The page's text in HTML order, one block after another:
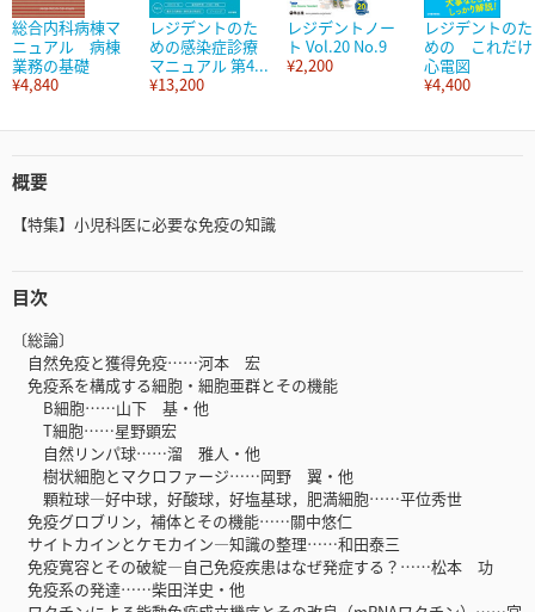
総合内科病棟マ
ニュアル 病棟
業務の基礎
¥4,840
レジデントのた
めの感染症診療
マニュアル 第4...
¥13,200
レジデントノー
ト Vol.20 No.9
¥2,200
レジデントのた
めの これだけ
心電図
¥4,400
概要
【特集】小児科医に必要な免疫の知識
目次
〔総論〕
自然免疫と獲得免疫……河本 宏
免疫系を構成する細胞・細胞亜群とその機能
B細胞……山下 基・他
T細胞……星野顕宏
自然リンパ球……溜 雅人・他
樹状細胞とマクロファージ……岡野 翼・他
顆粒球―好中球，好酸球，好塩基球，肥満細胞……平位秀世
免疫グロブリン，補体とその機能……關中悠仁
サイトカインとケモカイン―知識の整理……和田泰三
免疫寛容とその破綻―自己免疫疾患はなぜ発症する？……松本 功
免疫系の発達……柴田洋史・他